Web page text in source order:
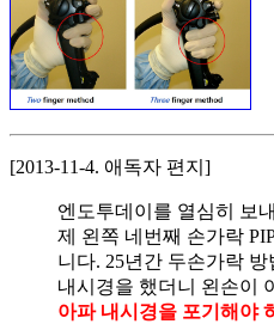
[2013-11-4. 애독자 편지]
엔도투데이를 열심히 보
제 왼쪽 네번째 손가락
니다. 25년간 두손가락 방
내시경을 했더니 왼손이
아파 내시경을 포기해야